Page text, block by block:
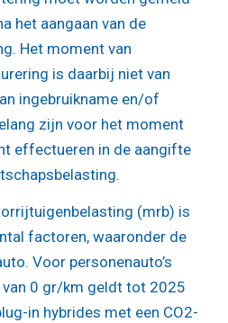
het aangaan van de
Het moment van
is daarbij niet van
ingebruikname en/of
zijn voor het moment
effectueren in de aangifte
(mrb) is
factoren, waaronder de
Voor personenauto’s
0 gr/km geldt tot 2025
in hybrides met een CO2-